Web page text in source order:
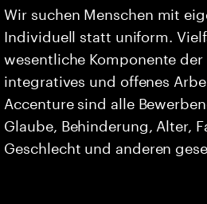
Wir suchen Menschen mit
Individuell statt uniform.
wesentliche Komponente
integratives und offenes
Accenture sind alle
Glaube, Behinderung, Alter,
Geschlecht und anderen